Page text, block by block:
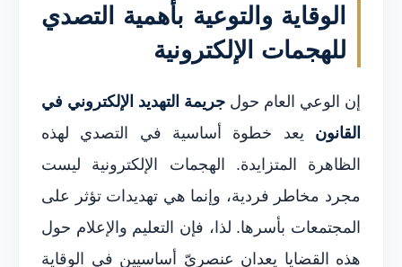
الوقاية والتوعية بأهمية التصدي
للهجمات الإلكترونية
إن الوعي العام حول جريمة التهديد الإلكتروني في
القانون يعد خطوة أساسية في التصدي لهذه
الظاهرة المتزايدة. الهجمات الإلكترونية ليست
مجرد مخاطر فردية، وإنما هي تهديدات تؤثر على
المجتمعات بأسرها. لذا، فإن التعليم والإعلام حول
هذه القضايا يعدان عنصريّ أساسيين في الوقاية